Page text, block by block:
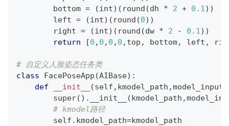
        bottom
= (int) ( round (dh * 2 + 0.1) )
        left
= (int) ( round (0) )
        right
= (int) ( round (dw * 2 - 0.1) )
return
[0 , 0 , 0 , 0 , top , bottom, left ,
# 自定义人脸姿态任务类
class
FacePoseApp (AIBase) :
def
__init__ (self , kmodel_path ,
super( ) . __init__ (kmodel_path ,
# kmodel路径
        self
. kmodel_path=kmodel_path